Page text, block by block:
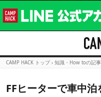
CAMP HACK トップ › 知識・How toの記
FFヒーターで車中